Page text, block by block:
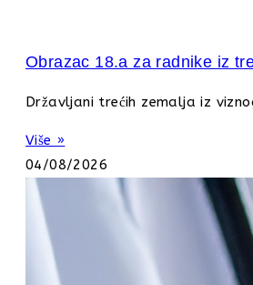
Obrazac 18.a za radnike iz
Državljani trećih zemalja iz
Više »
04/08/2026